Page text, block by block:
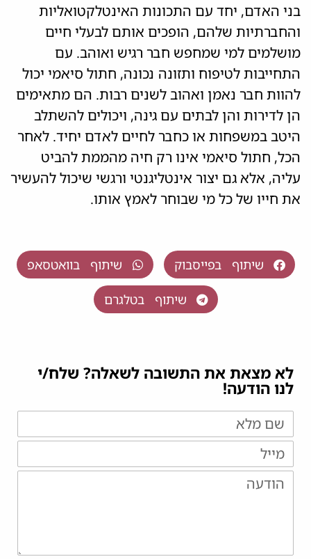
בני האדם, יחד עם התכונות האינטלקטואליות
והחברתיות שלהם, הופכים אותם לבעלי חיים
מושלמים למי שמחפש חבר רגיש ואוהב. עם
התחייבות לטיפוח ותזונה נכונה, חתול סיאמי יכול
להוות חבר נאמן ואהוב לשנים רבות. הם מתאימים
הן לדירות והן לבתים עם גינה, ויכולים להשתלב
היטב במשפחות או כחבר לחיים לאדם יחיד. לאחר
הכל, חתול סיאמי אינו רק חיה מהממת להביט
עליה, אלא גם יצור אינטליגנטי ורגשי שיכול להעשיר
את חייו של כל מי שבוחר לאמץ אותו.
שיתוף בפייסבוק שיתוף בוואטסאפ
שיתוף בטלגרם
לא מצאת את התשובה לשאלה? שלח/י
לנו הודעה!